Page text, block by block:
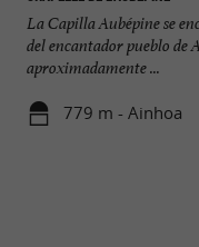
La Capilla Aubépine se
del encantador pueblo de
aproximadamente ...
779 m - Ainhoa